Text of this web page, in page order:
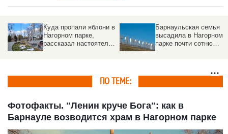
Куда пропали яблони в
Нагорном парке,
рассказал настоятель
Барнаульская семья
высадила в Нагорном
парке почти сотню
ПО ТЕМЕ:
Фотофакты. "Ленин круче Бога": как в
Барнауле возводится храм в Нагорном парке